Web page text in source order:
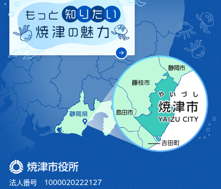
焼津市役所
法人番号 1000020222127